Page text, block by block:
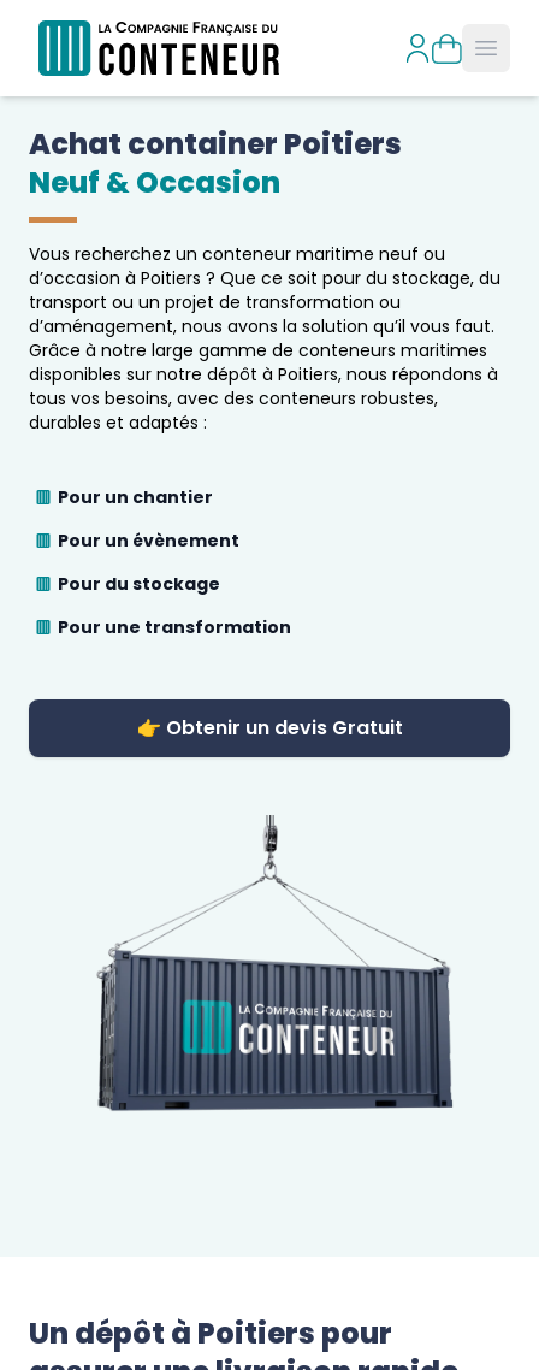
Achat container Poitiers
Neuf & Occasion
Vous recherchez un conteneur maritime neuf ou
d’occasion à Poitiers ? Que ce soit pour du stockage, du
transport ou un projet de transformation ou
d’aménagement, nous avons la solution qu’il vous faut.
Grâce à notre large gamme de conteneurs maritimes
disponibles sur notre dépôt à Poitiers, nous répondons à
tous vos besoins, avec des conteneurs robustes,
durables et adaptés :
Pour un chantier
Pour un évènement
Pour du stockage
Pour une transformation
👉 Obtenir un devis Gratuit
Un dépôt à Poitiers pour